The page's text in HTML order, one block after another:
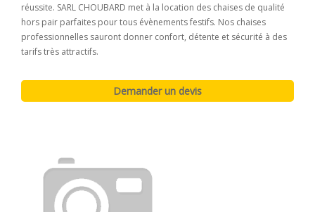
réussite. SARL CHOUBARD met à la location des chaises de qualité
hors pair parfaites pour tous évènements festifs. Nos chaises
professionnelles sauront donner confort, détente et sécurité à des
tarifs très attractifs.